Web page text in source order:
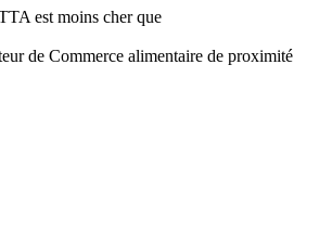
est moins cher que
de Commerce alimentaire de proximité